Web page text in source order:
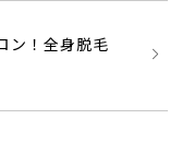
ン！全身脱毛